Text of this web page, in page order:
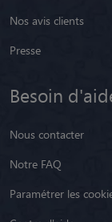
Nos avis clients
Presse
Besoin
Nous contacter
Notre FAQ
Paramétrer les